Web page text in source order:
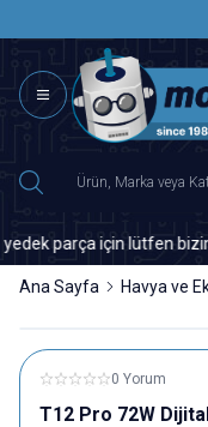
parça için lütfen
Ana Sayfa Havya ve
0 Yorum
T12 Pro 72W